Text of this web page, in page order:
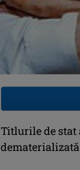
Titlurile de stat